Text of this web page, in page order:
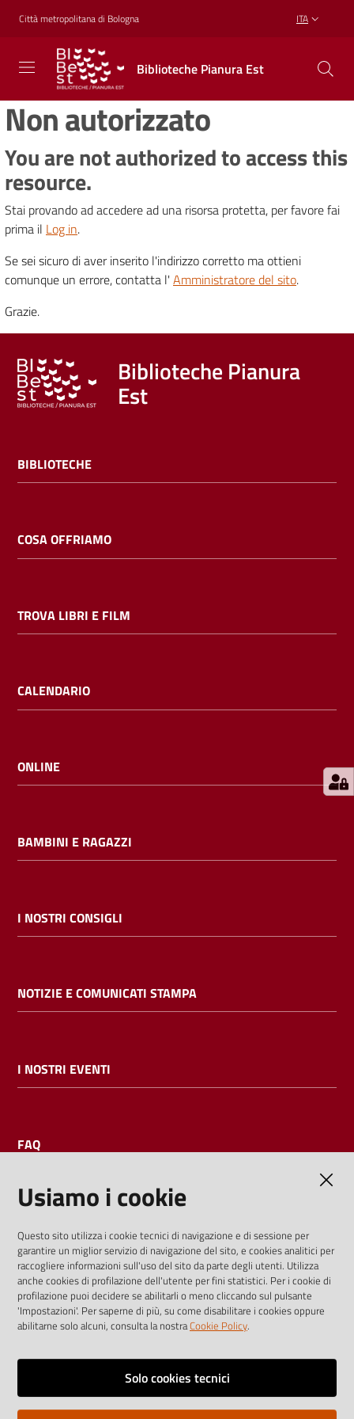
Vai al contenuto
Vai alla navigazione
Vai al footer
Città metropolitana di Bologna ITA
Biblioteche Pianura Est
Biblioteche
Pianura
Est
CONOSCERE,
CREARE,
Biblioteche
Cosa
offriamo
Trova
libri
e
film
Calendario
i
cataloghi
bibliotecario
Non autorizzato
You are not authorized to access this
resource.
Stai provando ad accedere ad una risorsa protetta, per favore fai
prima il Log in.
Se sei sicuro di aver inserito l'indirizzo corretto ma ottieni
comunque un errore, contatta l' Amministratore del sito.
Grazie.
Biblioteche Pianura
Est
BIBLIOTECHE
COSA OFFRIAMO
TROVA LIBRI E FILM
CALENDARIO
ONLINE
BAMBINI E RAGAZZI
I NOSTRI CONSIGLI
NOTIZIE E COMUNICATI STAMPA
I NOSTRI EVENTI
FAQ
I dati personali pubblicati sono riutilizzabili solo alle condizioni
previste dalla direttiva comunitaria 2003/98/CE e dal d.lgs.
36/2006
Vai alla pagina
Note legali
Usiamo i cookie
Questo sito utilizza i cookie tecnici di navigazione e di sessione per
garantire un miglior servizio di navigazione del sito, e cookies analitici per
raccogliere informazioni sull'uso del sito da parte degli utenti. Utilizza
anche cookies di profilazione dell'utente per fini statistici. Per i cookie di
profilazione puoi decidere se abilitarli o meno cliccando sul pulsante
'Impostazioni'. Per saperne di più, su come disabilitare i cookies oppure
abilitarne solo alcuni, consulta la nostraCookie Policy.
Solo cookies tecnici